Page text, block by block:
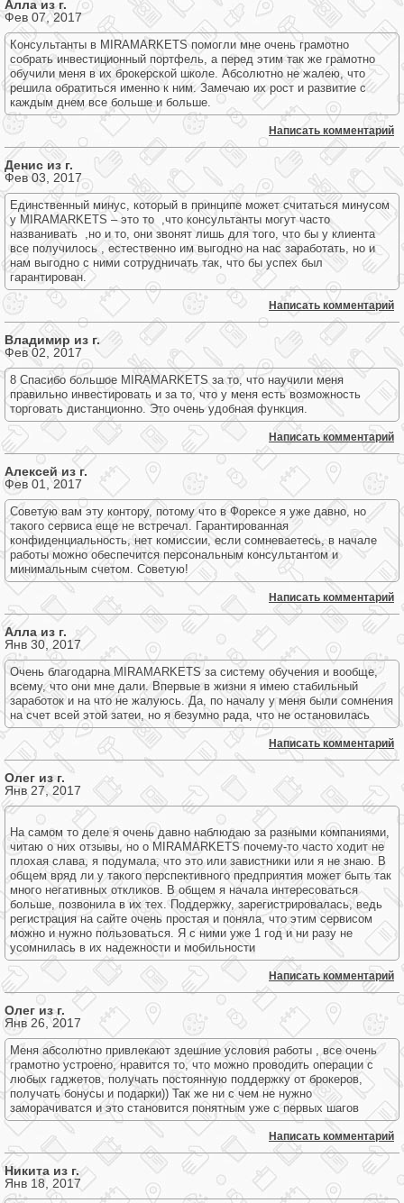
Алла из г.
Фев 07, 2017
Консультанты в MIRAMARKETS помогли мне очень грамотно
собрать инвестиционный портфель, а перед этим так же грамотно
обучили меня в их брокерской школе. Абсолютно не жалею, что
решила обратиться именно к ним. Замечаю их рост и развитие с
каждым днем все больше и больше.
Написать комментарий
Денис из г.
Фев 03, 2017
Единственный минус, который в принципе может считаться минусом
у MIRAMARKETS – это то ,что консультанты могут часто
названивать ,но и то, они звонят лишь для того, что бы у клиента
все получилось , естественно им выгодно на нас заработать, но и
нам выгодно с ними сотрудничать так, что бы успех был
гарантирован.
Написать комментарий
Владимир из г.
Фев 02, 2017
8 Спасибо большое MIRAMARKETS за то, что научили меня
правильно инвестировать и за то, что у меня есть возможность
торговать дистанционно. Это очень удобная функция.
Написать комментарий
Алексей из г.
Фев 01, 2017
Советую вам эту контору, потому что в Форексе я уже давно, но
такого сервиса еще не встречал. Гарантированная
конфиденциальность, нет комиссии, если сомневаетесь, в начале
работы можно обеспечится персональным консультантом и
минимальным счетом. Советую!
Написать комментарий
Алла из г.
Янв 30, 2017
Очень благодарна MIRAMARKETS за систему обучения и вообще,
всему, что они мне дали. Впервые в жизни я имею стабильный
заработок и на что не жалуюсь. Да, по началу у меня были сомнения
на счет всей этой затеи, но я безумно рада, что не остановилась
Написать комментарий
Олег из г.
Янв 27, 2017
На самом то деле я очень давно наблюдаю за разными компаниями,
читаю о них отзывы, но о MIRAMARKETS почему-то часто ходит не
плохая слава, я подумала, что это или завистники или я не знаю. В
общем вряд ли у такого перспективного предприятия может быть так
много негативных откликов. В общем я начала интересоваться
больше, позвонила в их тех. Поддержку, зарегистрировалась, ведь
регистрация на сайте очень простая и поняла, что этим сервисом
можно и нужно пользоваться. Я с ними уже 1 год и ни разу не
усомнилась в их надежности и мобильности
Написать комментарий
Олег из г.
Янв 26, 2017
Меня абсолютно привлекают здешние условия работы , все очень
грамотно устроено, нравится то, что можно проводить операции с
любых гаджетов, получать постоянную поддержку от брокеров,
получать бонусы и подарки)) Так же ни с чем не нужно
заморачиватся и это становится понятным уже с первых шагов
Написать комментарий
Никита из г.
Янв 18, 2017